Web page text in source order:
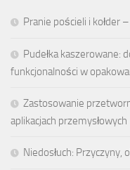
Pranie pościeli i kołder
Pudełka kaszerowane:
funkcjonalności w
Zastosowanie
aplikacjach przemysłowych
Niedosłuch: